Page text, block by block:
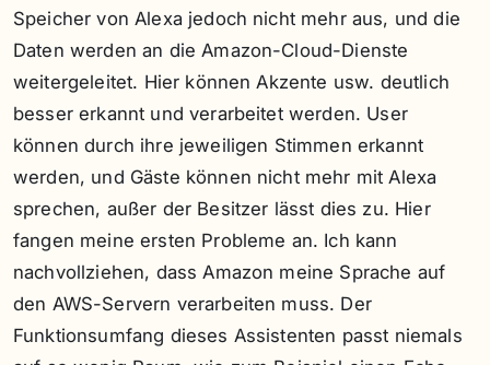
Speicher von Alexa jedoch nicht mehr aus, und die
Daten werden an die Amazon-Cloud-Dienste
weitergeleitet. Hier können Akzente usw. deutlich
besser erkannt und verarbeitet werden. User
können durch ihre jeweiligen Stimmen erkannt
werden, und Gäste können nicht mehr mit Alexa
sprechen, außer der Besitzer lässt dies zu. Hier
fangen meine ersten Probleme an. Ich kann
nachvollziehen, dass Amazon meine Sprache auf
den AWS-Servern verarbeiten muss. Der
Funktionsumfang dieses Assistenten passt niemals